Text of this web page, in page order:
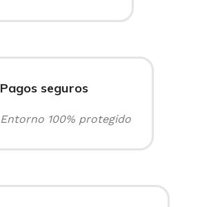
Pagos seguros
Entorno 100% protegido